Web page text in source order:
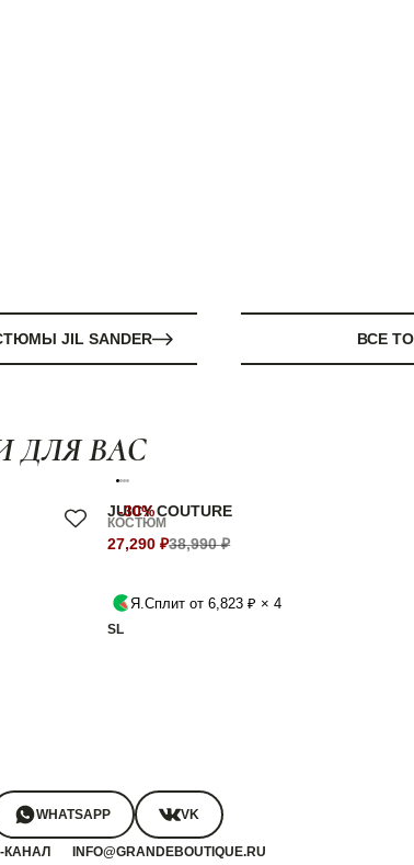
JIL SANDER ВСЕ
ДЛЯ ВАС
-30%
JUICY COUTURE
КОСТЮМ
27,290 ₽38,990 ₽
Я.Сплит от 6,823 ₽ × 4
SL
WHATSAPP VK
КАНАЛ INFO@GRANDEBOUTIQUE.RU